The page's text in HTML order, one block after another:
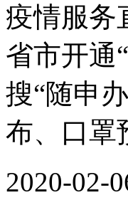
疫情服务
省市开通
搜“随申
布、口罩
2020-02-